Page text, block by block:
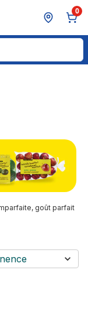
0
goût parfait